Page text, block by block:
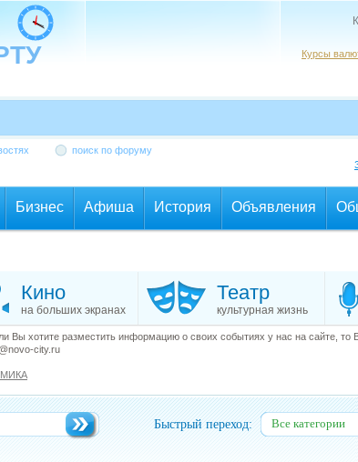
Курсы
поиск по форуму
Бизнес Афиша История Объявления
Кино
на больших экранах
Театр
культурная жизнь
Вы хотите разместить информацию о своих событиях у нас на сайте, то
city.ru
Быстрый переход: Все категории